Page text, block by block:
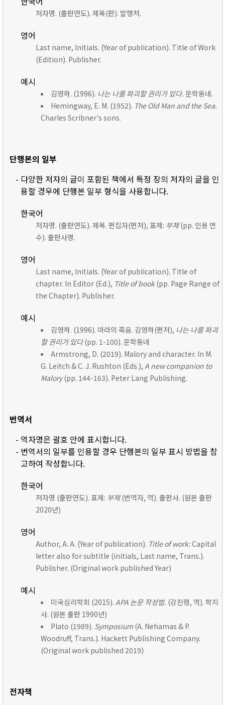
저자명. (출판연도). 제목(판). 발행처.
영어
Last name, Initials. (Year of publication). Title of Work
(Edition). Publisher.
예시
김영하. (1996). 나는 나를 파괴할 권리가 있다. 문학동네.
Hemingway, E. M. (1952). The Old Man and the Sea.
Charles Scribner's sons.
단행본의 일부
- 다양한 저자의 글이 포함된 책에서 특정 장의 저자의 글을 인
용할 경우에 단행본 일부 형식을 사용합니다.
한국어
저자명. (출판연도). 제목. 편집자(편저), 표제: 부제(pp. 인용 면
수). 출판사명.
영어
Last name, Initials. (Year of publication). Title of
chapter. In Editor (Ed.), Title of book(pp. Page Range of
the Chapter). Publisher.
예시
김영하. (1996). 마라의 죽음. 김영하(편저), 나는 나를 파괴
할 권리가 있다(pp. 1-100). 문학동네
Armstrong, D. (2019). Malory and character. In M.
G. Leitch & C. J. Rushton (Eds.), A new companion to
Malory(pp. 144-163). Peter Lang Publishing.
번역서
- 역자명은 괄호 안에 표시합니다.
- 번역서의 일부를 인용할 경우 단행본의 일부 표시 방법을 참
고하여 작성합니다.
한국어
저자명 (출판연도). 표제: 부제(번역자, 역). 출판사. (원본 출판
2020년)
영어
Author, A. A. (Year of publication). Title of work:Capital
letter also for subtitle (initials, Last name, Trans.).
Publisher. (Original work published Year)
예시
미국심리학회 (2015). APA 논문 작성법. (강진령, 역). 학지
사. (원본 출판 1990년)
Plato (1989). Symposium (A. Nehamas & P.
Woodruff, Trans.). Hackett Publishing Company.
(Original work published 2019)
전자책